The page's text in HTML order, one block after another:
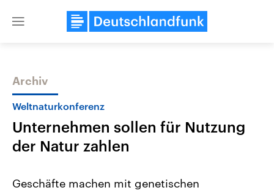
Close
Themen
Archiv
Weltnaturkonferenz
Unternehmen sollen für Nutzung
der Natur zahlen
Geschäfte machen mit genetischen